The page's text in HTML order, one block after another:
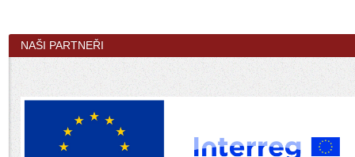
NAŠI PARTNEŘI